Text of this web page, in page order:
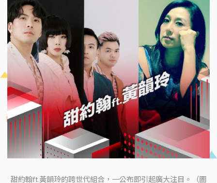
甜約翰ft.黃韻玲的跨世代組合，一公布即引起廣大注目。（圖